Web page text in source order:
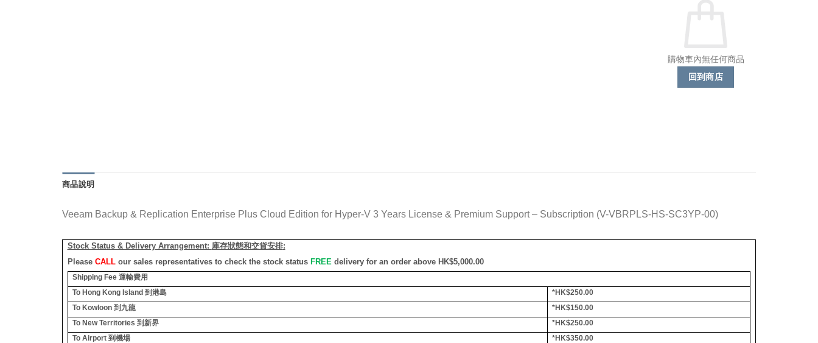
購物車內無任何商品
回到商店
商品說明
Veeam Backup & Replication Enterprise Plus Cloud Edition for Hyper-V 3 Years License & Premium Support – Subscription (V-VBRPLS-HS-SC3YP-00)
Stock Status & Delivery Arrangement: 庫存狀態和交貨安排:
Please CALLour sales representatives to check the stock status FREE delivery for an order above HK$5,000.00
Shipping Fee 運輸費用
To Hong Kong Island 到港島
*HK$250.00
To Kowloon 到九龍
*HK$150.00
To New Territories 到新界
*HK$250.00
To Airport 到機場
*HK$350.00